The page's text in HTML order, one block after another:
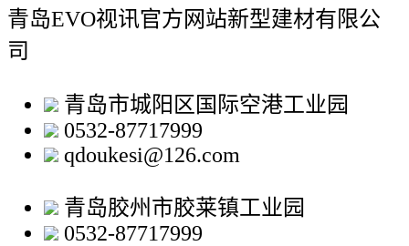
青岛EVO视讯官方网站新型建材有限公
司
青岛市城阳区国际空港工业园
0532-87717999
qdoukesi@126.com
青岛胶州市胶莱镇工业园
0532-87717999